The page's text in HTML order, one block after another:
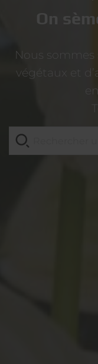
On
Nous sommes
végétaux et